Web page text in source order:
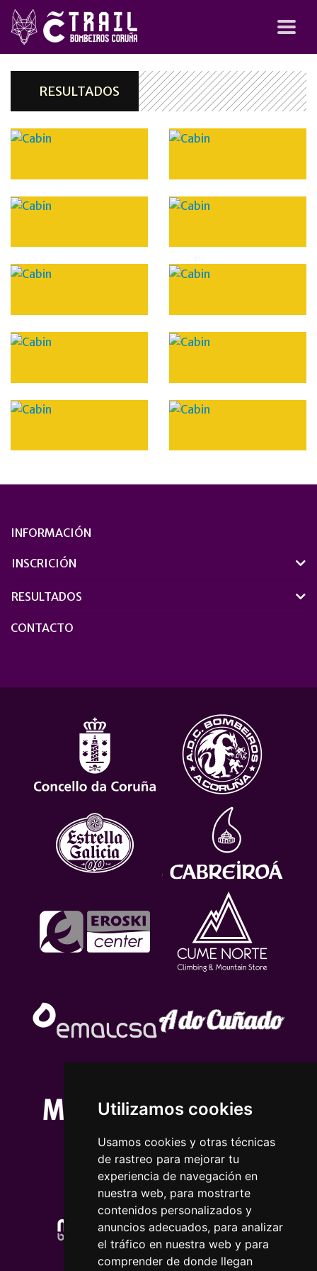
Utilizamos cookies
Usamos cookies y otras técnicas
de rastreo para mejorar tu
experiencia de navegación en
nuestra web, para mostrarte
contenidos personalizados y
anuncios adecuados, para analizar
el tráfico en nuestra web y para
comprender de donde llegan
RESULTADOS
INFORMACIÓN
INSCRICIÓN
RESULTADOS
CONTACTO